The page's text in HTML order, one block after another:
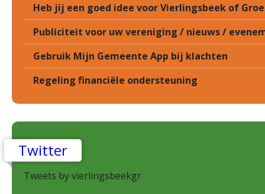
Heb jij een goed idee voor Vierlingsbeek of
Publiciteit voor uw vereniging / nieuws /
Gebruik Mijn Gemeente App bij klachten
Regeling financiële ondersteuning
Twitter
Tweets by vierlingsbeekgr